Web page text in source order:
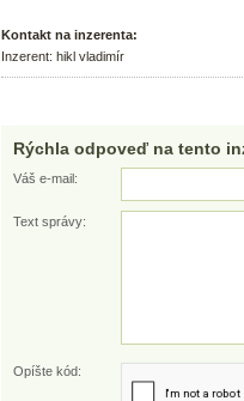
Kontakt na inzerenta:
Inzerent: hikl vladimír
Rýchla odpoveď na tento
Váš e-mail:
Text správy:
Opíšte kód: